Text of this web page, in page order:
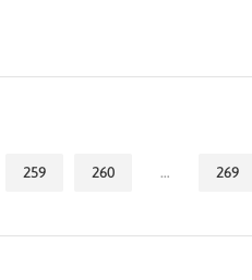
259 260 … 269